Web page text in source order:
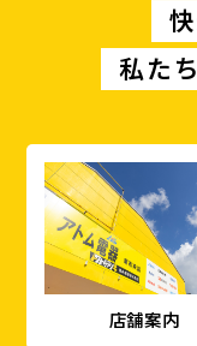
店舗案内
私た